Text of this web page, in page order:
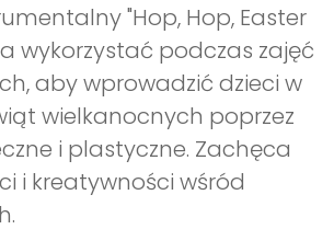
"Hop, Hop, Easter
wykorzystać podczas zajęć
aby wprowadzić dzieci w
wielkanocnych poprzez
i plastyczne. Zachęca
i kreatywności wśród